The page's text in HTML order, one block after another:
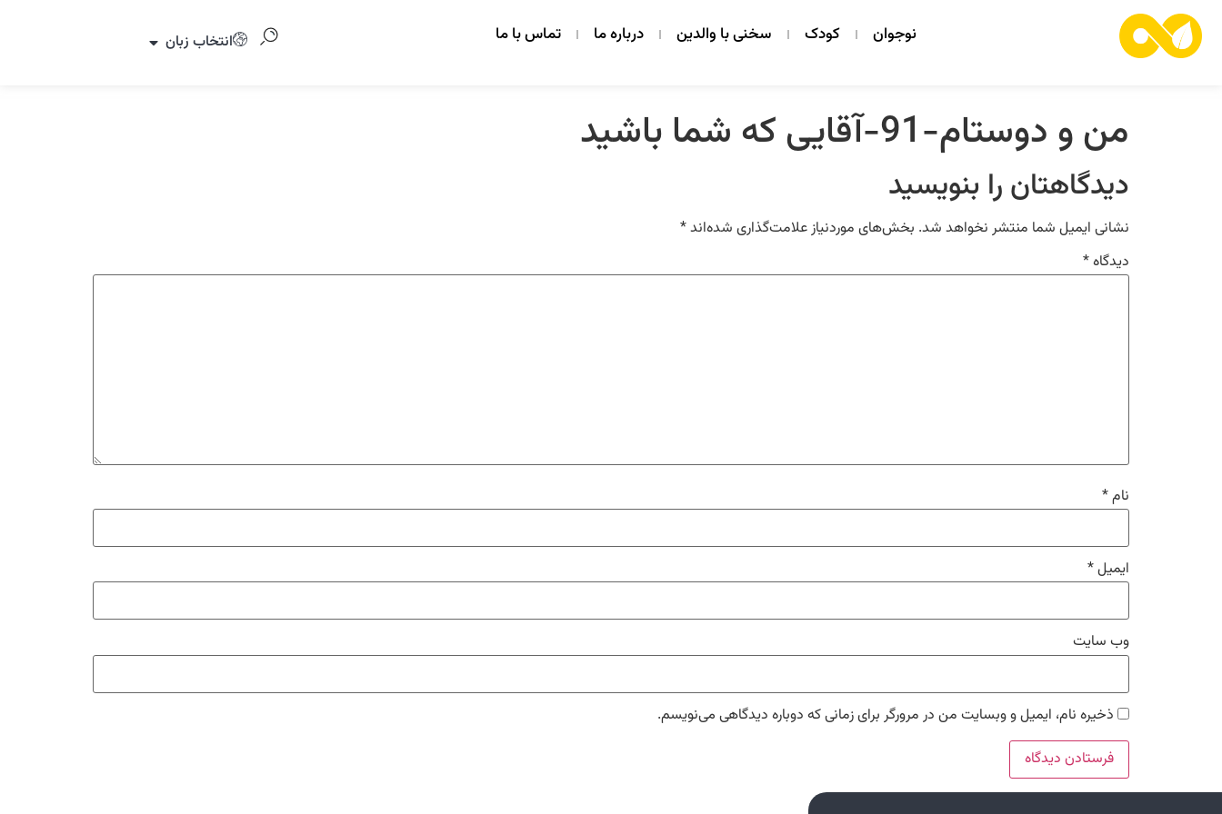
نوجوان کودک سخنی با والدین درباره ما تماس با ما انتخاب زبان
من و دوستام-91-آقایی که شما باشید
دیدگاهتان را بنویسید
نشانی ایمیل شما منتشر نخواهد شد. بخش‌های موردنیاز علامت‌گذاری شده‌اند*
دیدگاه*
نام*
ایمیل*
وب‌ سایت
ذخیره نام، ایمیل و وبسایت من در مرورگر برای زمانی که دوباره دیدگاهی می‌نویسم.